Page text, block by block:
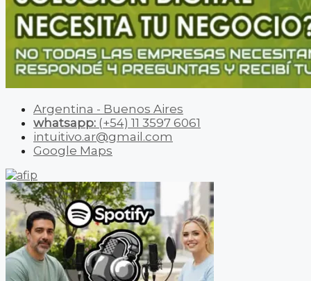
Argentina - Buenos Aires
whatsapp: (+54) 11 3597 6061
intuitivo.ar@gmail.com
Google Maps